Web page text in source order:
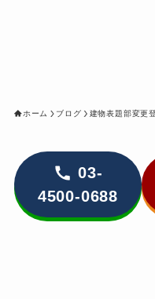
ホーム ブログ 建物表題部変更
03-
4500-0688